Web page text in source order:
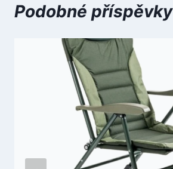
Podobné příspěvky